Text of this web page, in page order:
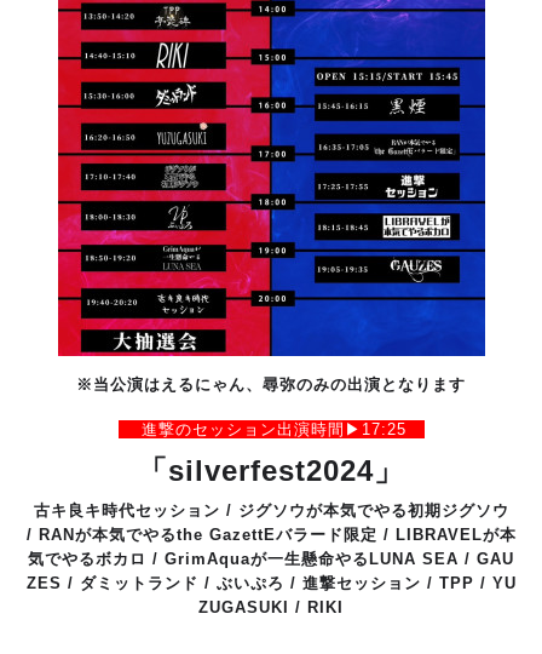
※当公演はえるにゃん、尋弥のみの出演となります
進撃のセッション出演時間▶︎17:25
「silverfest2024」
古キ良キ時代セッション / ジグソウが本気でやる初期ジグソウ
/ RANが本気でやるthe GazettEバラード限定 / LIBRAVELが本
気でやるボカロ / GrimAquaが一生懸命やるLUNA SEA / GAU
ZES / ダミットランド / ぶいぷろ / 進撃セッション / TPP / YU
ZUGASUKI / RIKI